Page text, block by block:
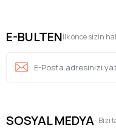
E-BULTENİlk önce sizin
SOSYAL MEDYA- Bizi